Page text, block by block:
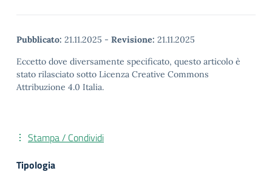
Pubblicato: 21.11.2025 - Revisione: 21.11.2025
Eccetto dove diversamente specificato, questo articolo è
stato rilasciato sotto Licenza Creative Commons
Attribuzione 4.0 Italia.
Stampa / Condividi
Tipologia